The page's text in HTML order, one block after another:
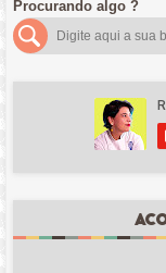
Procurando algo ?